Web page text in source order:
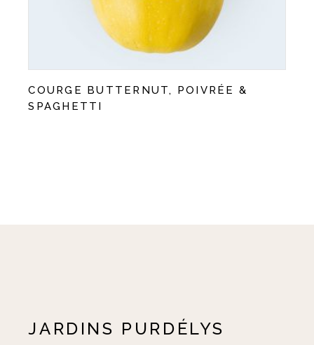
COURGE BUTTERNUT, POIVRÉE &
SPAGHETTI
JARDINS PURDÉLYS